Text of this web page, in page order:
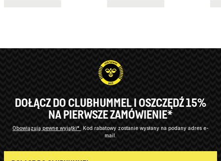
DOŁĄCZ DO CLUBHUMMEL I OSZCZĘDŹ 15%
NA PIERWSZE ZAMÓWIENIE*
Obowiązują pewne wyjątki* Kod rabatowy zostanie wysłany na podany adres e-
mail.